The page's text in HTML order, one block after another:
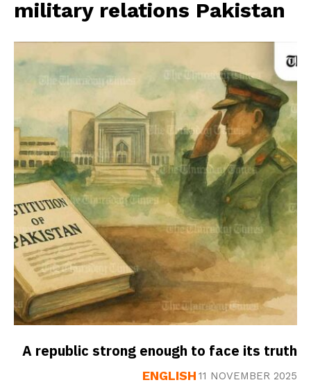
military relations Pakistan
A republic strong enough to face its truth
ENGLISH 11 NOVEMBER 2025